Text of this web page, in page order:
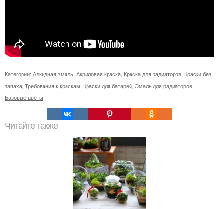
Категории: Алкидная эмаль Акриловая краска Краска для радиаторов Краски без
запаха Требования к краскам Краски для батарей Эмаль для радиаторов
Базовые цветы
Читайте также